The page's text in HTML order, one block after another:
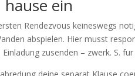
hause ein
Rendezvous keineswegs
abspielen. Hier musst
zusenden – zwerk. S.